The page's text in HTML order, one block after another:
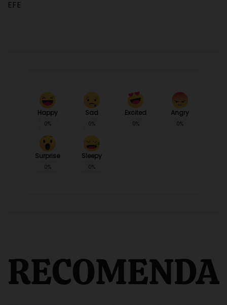
EFE
Happy
0%
Sad
0%
Excited
0%
Angry
0%
Surprise
0%
Sleepy
0%